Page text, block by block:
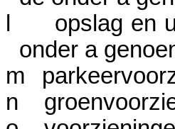
opslag en
onder a
m
n